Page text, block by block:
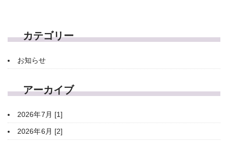
カテゴリー
お知らせ
アーカイブ
2026年7月 [1]
2026年6月 [2]